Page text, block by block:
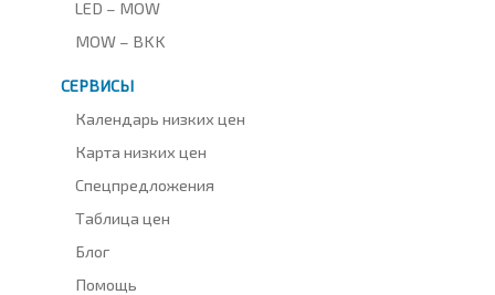
LED – MOW
MOW – BKK
СЕРВИСЫ
Календарь низких цен
Карта низких цен
Спецпредложения
Таблица цен
Блог
Помощь